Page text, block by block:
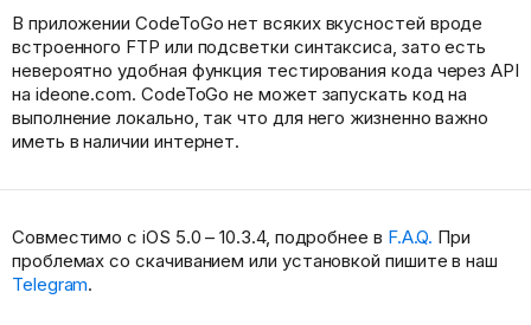
В приложении CodeToGo нет всяких вкусностей вроде
встроенного FTP или подсветки синтаксиса, зато есть
невероятно удобная функция тестирования кода через API
на ideone.com. CodeToGo не может запускать код на
выполнение локально, так что для него жизненно важно
иметь в наличии интернет.
Совместимо с iOS 5.0 – 10.3.4, подробнее в F.A.Q. При
проблемах со скачиванием или установкой пишите в наш
Telegram.